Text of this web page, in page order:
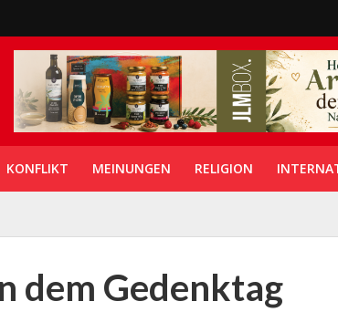
KONFLIKT MEINUNGEN RELIGION
dem Gedenktag